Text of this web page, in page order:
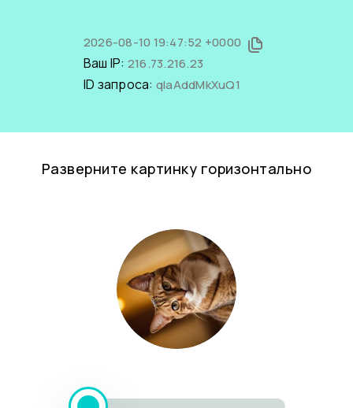
2026-08-10 19:47:52 +0000
Ваш IP: 216.73.216.23
ID запроса: qlaAddMkXuQ1
Разверните картинку горизонтально